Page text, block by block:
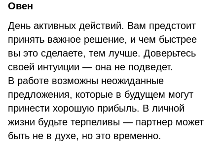
Овен
День активных действий. Вам предстоит
принять важное решение, и чем быстрее
вы это сделаете, тем лучше. Доверьтесь
своей интуиции — она не подведет.
В работе возможны неожиданные
предложения, которые в будущем могут
принести хорошую прибыль. В личной
жизни будьте терпеливы — партнер может
быть не в духе, но это временно.